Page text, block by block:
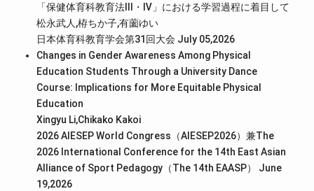
「保健体育科教育法Ⅲ・Ⅳ」における学習過程に着目して
松永武人,栫ちか子,有薗ゆい
日本体育科教育学会第31回大会 July 05,2026
Changes in Gender Awareness Among Physical
Education Students Through a University Dance
Course: Implications for More Equitable Physical
Education
Xingyu Li,Chikako Kakoi
2026 AIESEP World Congress（AIESEP2026）兼The
2026 International Conference for the 14th East Asian
Alliance of Sport Pedagogy（The 14th EAASP） June
19,2026